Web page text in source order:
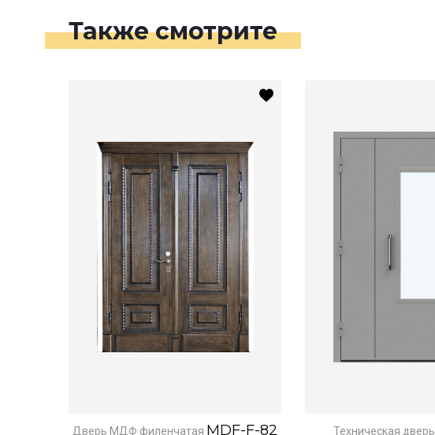
Также смотрите
Дверь МДФ филенчатая MDF-F-82 Техническая дверь